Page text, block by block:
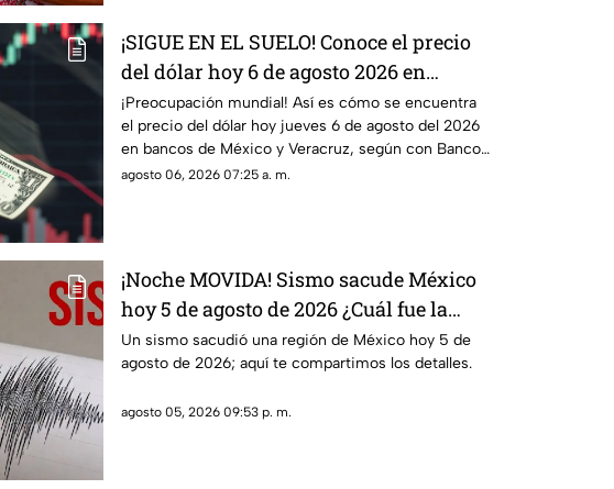
¡SIGUE EN EL SUELO! Conoce el precio
del dólar hoy 6 de agosto 2026 en
Veracruz
¡Preocupación mundial! Así es cómo se encuentra
el precio del dólar hoy jueves 6 de agosto del 2026
en bancos de México y Veracruz, según con Banco
de México.
agosto 06, 2026 07:25 a. m.
¡Noche MOVIDA! Sismo sacude México
hoy 5 de agosto de 2026 ¿Cuál fue la
magnitud?
Un sismo sacudió una región de México hoy 5 de
agosto de 2026; aquí te compartimos los detalles.
agosto 05, 2026 09:53 p. m.